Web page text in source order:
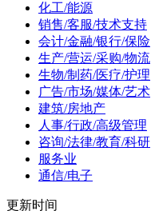
化工/能源
销售/客服/技术支持
会计/金融/银行/保险
生产/营运/采购/物流
生物/制药/医疗/护理
广告/市场/媒体/艺术
建筑/房地产
人事/行政/高级管理
咨询/法律/教育/科研
服务业
通信/电子
更新时间